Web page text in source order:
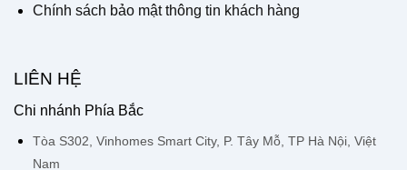
Chính sách bảo mật thông tin khách hàng
LIÊN HỆ
Chi nhánh Phía Bắc
Tòa S302, Vinhomes Smart City, P. Tây Mỗ, TP Hà Nội, Việt
Nam